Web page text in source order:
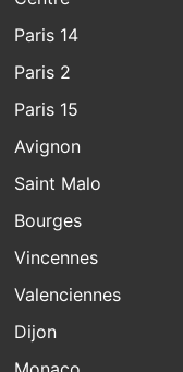
Paris 14
Paris 2
Paris 15
Avignon
Saint Malo
Bourges
Vincennes
Valenciennes
Dijon